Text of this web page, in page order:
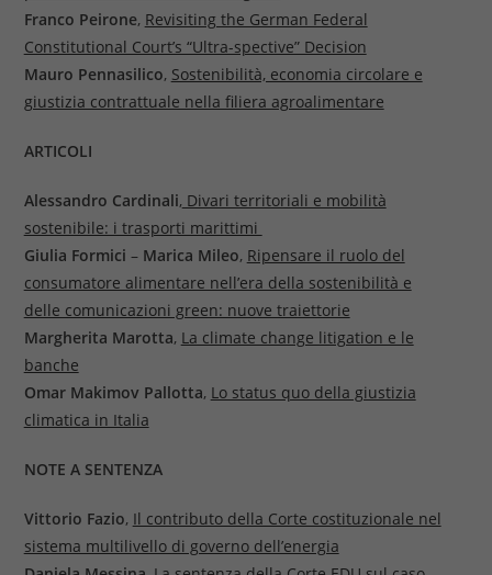
Franco Peirone, Revisiting the German Federal
Constitutional Court’s “Ultra-spective” Decision
Mauro Pennasilico, Sostenibilità, economia circolare e
giustizia contrattuale nella filiera agroalimentare
ARTICOLI
Alessandro Cardinali,Divari territoriali e mobilità
sostenibile: i trasporti marittimi
Giulia Formici – Marica Mileo, Ripensare il ruolo del
consumatore alimentare nell’era della sostenibilità e
delle comunicazioni green: nuove traiettorie
Margherita Marotta, La climate change litigation e le
banche
Omar Makimov Pallotta, Lo status quo della giustizia
climatica in Italia
NOTE A SENTENZA
Vittorio Fazio, Il contributo della Corte costituzionale nel
sistema multilivello di governo dell’energia